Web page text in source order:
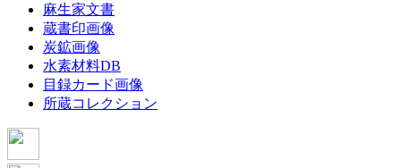
麻生家文書
蔵書印画像
炭鉱画像
水素材料DB
目録カード画像
所蔵コレクション